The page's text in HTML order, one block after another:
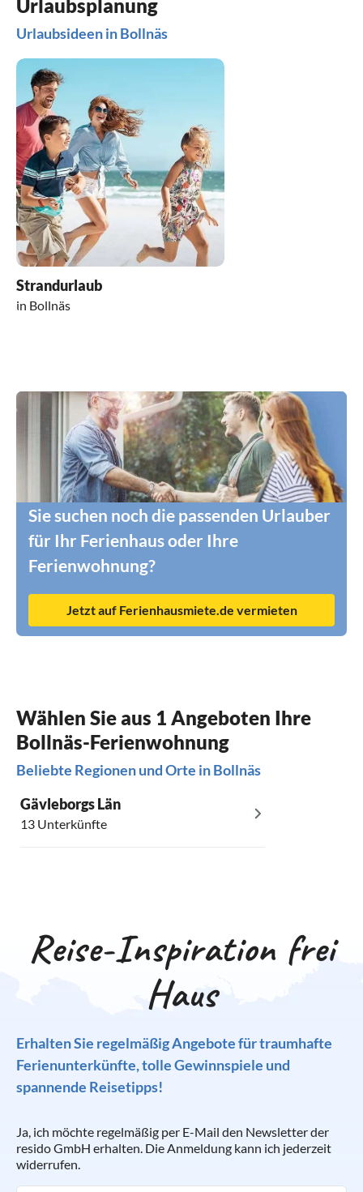
Urlaubsplanung
Urlaubsideen in Bollnäs
Strandurlaub
in Bollnäs
Sie suchen noch die passenden Urlauber
für Ihr Ferienhaus oder Ihre
Ferienwohnung?
Jetzt auf Ferienhausmiete.de vermieten
Wählen Sie aus 1 Angeboten Ihre
Bollnäs-Ferienwohnung
Beliebte Regionen und Orte in Bollnäs
Gävleborgs Län
13 Unterkünfte
Reise-Inspiration frei
Haus
Erhalten Sie regelmäßig Angebote für traumhafte
Ferienunterkünfte, tolle Gewinnspiele und
spannende Reisetipps!
Ja, ich möchte regelmäßig per E-Mail den Newsletter der
resido GmbH erhalten. Die Anmeldung kann ich jederzeit
widerrufen.